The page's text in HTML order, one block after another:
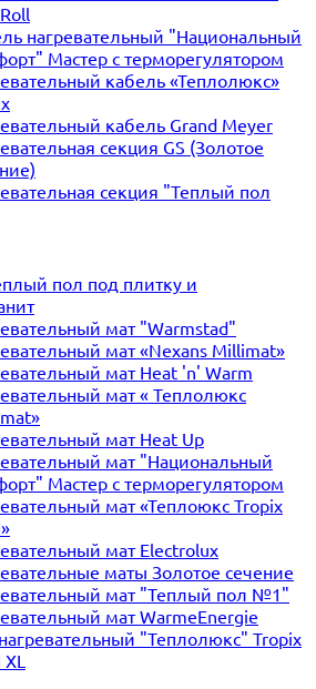
нагревательный "Национальный
Мастер с терморегулятором
кабель «Теплолюкс»
кабель Grand Meyer
секция GS (Золотое
секция "Теплый пол
пол под плитку и
мат "Warmstad"
мат «Nexans Millimat»
мат Heat 'n' Warm
мат « Теплолюкс
мат Heat Up
мат "Национальный
Мастер с терморегулятором
мат «Теплоюкс Tropix
мат Electrolux
маты Золотое сечение
мат "Теплый пол №1"
мат WarmeEnergie
"Теплолюкс" Tropix